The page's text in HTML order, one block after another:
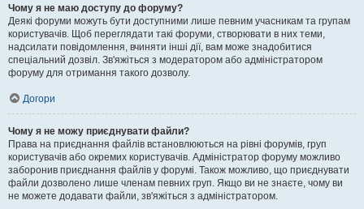
Чому я не маю доступу до форуму?
Деякі форуми можуть бути доступними лише певним учасникам та групам
користувачів. Щоб переглядати такі форуми, створювати в них теми,
надсилати повідомлення, вчиняти інші дії, вам може знадобитися
спеціальний дозвіл. Зв'яжіться з модератором або адміністратором
форуму для отримання такого дозволу.
Догори
Чому я не можу приєднувати файли?
Права на приєднання файлів встановлюються на рівні форумів, груп
користувачів або окремих користувачів. Адміністратор форуму можливо
заборонив приєднання файлів у форумі. Також можливо, що приєднувати
файли дозволено лише членам певних груп. Якщо ви не знаєте, чому ви
не можете додавати файли, зв'яжіться з адміністратором.